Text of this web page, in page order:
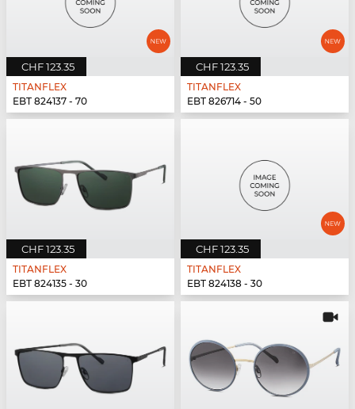
CHF 123.35
TITANFLEX
EBT 824137 - 70
CHF 123.35
TITANFLEX
EBT 826714 - 50
CHF 123.35
TITANFLEX
EBT 824135 - 30
CHF 123.35
TITANFLEX
EBT 824138 - 30